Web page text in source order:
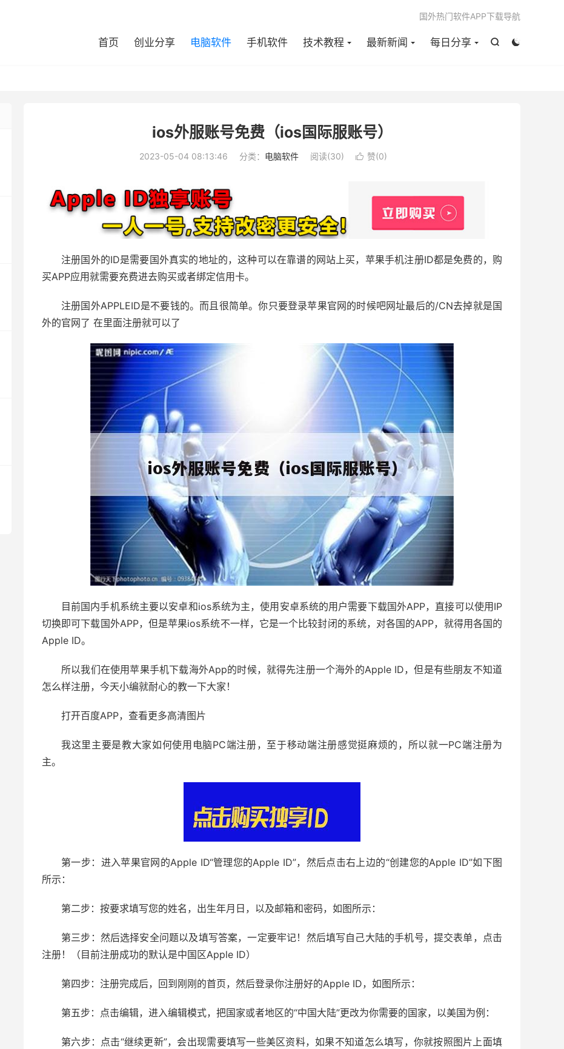


首页 创业分享 电脑软件 手机软件 技术教程 最新新闻 每日分享
国外热门软件APP下载导航
ios外服账号免费（ios国际服账号）
2023-05-04 08:13:46 分类： 电脑软件 阅读(30)  赞(0)
注册国外的ID是需要国外真实的地址的，这种可以在靠谱的网站上买，苹果手机注册ID都是免费的，购
买APP应用就需要充费进去购买或者绑定信用卡。
注册国外APPLEID是不要钱的。而且很简单。你只要登录苹果官网的时候吧网址最后的/CN去掉就是国
外的官网了 在里面注册就可以了
目前国内手机系统主要以安卓和ios系统为主，使用安卓系统的用户需要下载国外APP，直接可以使用IP
切换即可下载国外APP，但是苹果ios系统不一样，它是一个比较封闭的系统，对各国的APP，就得用各国的
Apple ID。
所以我们在使用苹果手机下载海外App的时候，就得先注册一个海外的Apple ID，但是有些朋友不知道
怎么样注册，今天小编就耐心的教一下大家！
打开百度APP，查看更多高清图片
我这里主要是教大家如何使用电脑PC端注册，至于移动端注册感觉挺麻烦的，所以就一PC端注册为
主。
第一步：进入苹果官网的Apple ID“管理您的Apple ID”，然后点击右上边的“创建您的Apple ID”如下图
所示：
第二步：按要求填写您的姓名，出生年月日，以及邮箱和密码，如图所示：
第三步：然后选择安全问题以及填写答案，一定要牢记！然后填写自己大陆的手机号，提交表单，点击
注册！（目前注册成功的默认是中国区Apple ID）
第四步：注册完成后，回到刚刚的首页，然后登录你注册好的Apple ID，如图所示：
第五步：点击编辑，进入编辑模式，把国家或者地区的“中国大陆”更改为你需要的国家，以美国为例：
第六步：点击“继续更新”，会出现需要填写一些美区资料，如果不知道怎么填写，你就按照图片上面填